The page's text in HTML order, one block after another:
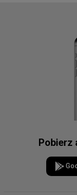
Pobierz